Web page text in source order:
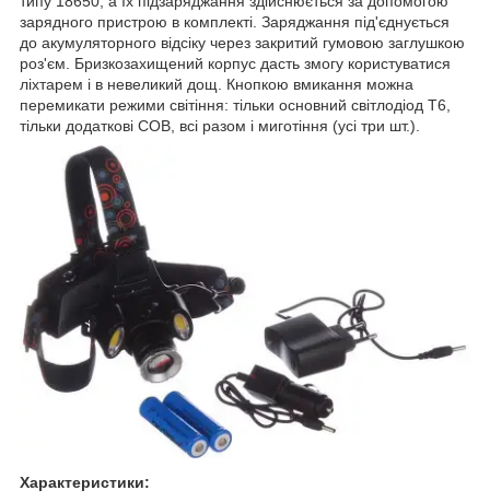
зарядного пристрою в комплекті. Заряджання під'єднується
до акумуляторного відсіку через закритий гумовою заглушкою
роз'єм. Бризкозахищений корпус дасть змогу користуватися
ліхтарем і в невеликий дощ. Кнопкою вмикання можна
перемикати режими світіння: тільки основний світлодіод T6,
тільки додаткові COB, всі разом і миготіння (усі три шт.).
Характеристики: